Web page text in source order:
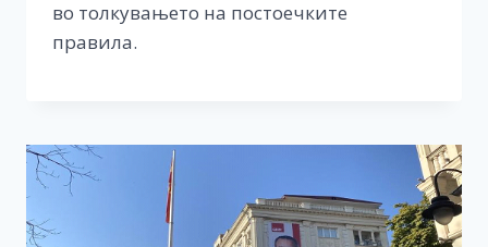
во толкувањето на постоечките
правила.